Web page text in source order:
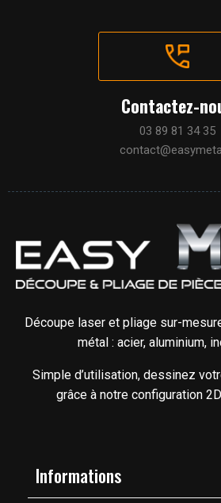
Contactez-
03 89 81 34 35
Découpe laser et pliage sur-
métal : acier, aluminium,
Simple d’utilisation, dessinez
grâce à notre configuration
Informations